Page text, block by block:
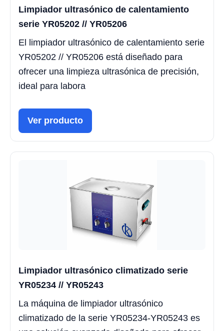
Limpiador ultrasónico de calentamiento
serie YR05202 // YR05206
El limpiador ultrasónico de calentamiento serie
YR05202 // YR05206 está diseñado para
ofrecer una limpieza ultrasónica de precisión,
ideal para labora
Ver producto
Limpiador ultrasónico climatizado serie
YR05234 // YR05243
La máquina de limpiador ultrasónico
climatizado de la serie YR05234-YR05243 es